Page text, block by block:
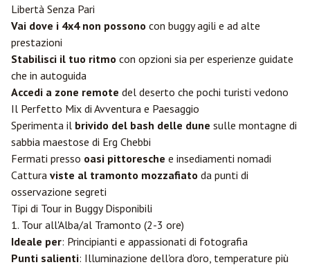
Libertà Senza Pari
Vai dove i 4x4 non possono con buggy agili e ad alte
prestazioni
Stabilisci il tuo ritmo con opzioni sia per esperienze guidate
che in autoguida
Accedi a zone remote del deserto che pochi turisti vedono
Il Perfetto Mix di Avventura e Paesaggio
Sperimenta il brivido del bash delle dune sulle montagne di
sabbia maestose di Erg Chebbi
Fermati presso oasi pittoresche e insediamenti nomadi
Cattura viste al tramonto mozzafiato da punti di
osservazione segreti
Tipi di Tour in Buggy Disponibili
1. Tour all'Alba/al Tramonto (2-3 ore)
Ideale per: Principianti e appassionati di fotografia
Punti salienti: Illuminazione dell'ora d'oro, temperature più